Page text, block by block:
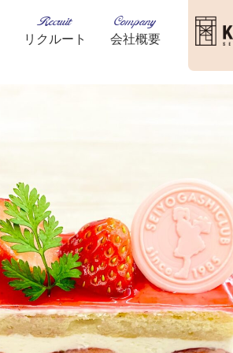
Recruit
リクルート
Company
会社概要